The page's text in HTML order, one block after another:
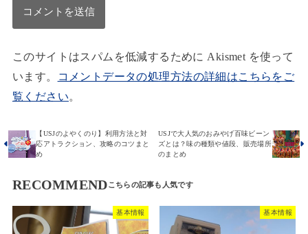
このサイトはスパムを低減するために Akismet を使って
います。
コメントデータの処理方法の詳細はこちらをご
覧ください。
【USJのよやくのり】利用方法と対
応アトラクション、攻略のコツまと
め
USJで大人気のおみやげ百味ビーン
ズとは？味の種類や値段、販売場所
のまとめ
RECOMMEND
基本情報 基本情報